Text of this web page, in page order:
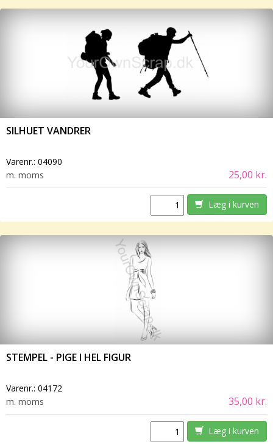
SILHUET VANDRER
Varenr.: 04090
m. moms
25,00 kr.
Læg i kurven
STEMPEL - PIGE I HEL FIGUR
Varenr.: 04172
m. moms
35,00 kr.
Læg i kurven